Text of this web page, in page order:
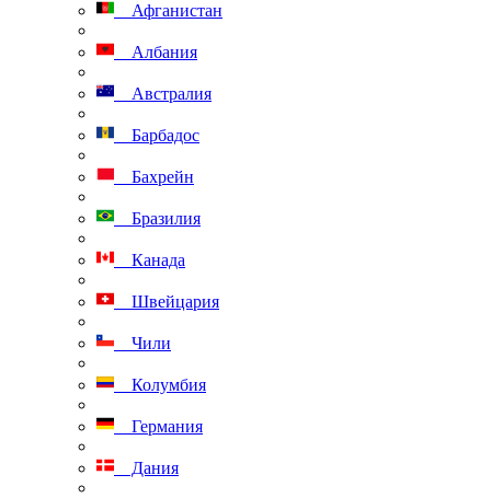
Афганистан
Албания
Австралия
Барбадос
Бахрейн
Бразилия
Канада
Швейцария
Чили
Колумбия
Германия
Дания